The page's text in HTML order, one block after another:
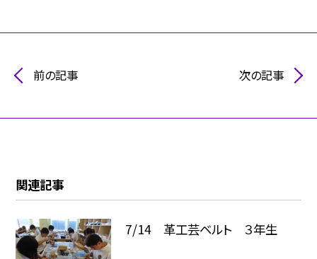
前の記事 次の記事
関連記事
7/14 革工芸ベルト ３年生